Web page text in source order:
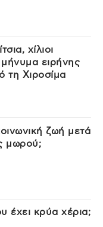
χίλιοι
μήνυμα ειρήνης
τη Χιροσίμα
ζωή μετά
μωρού;
έχει κρύα χέρια;